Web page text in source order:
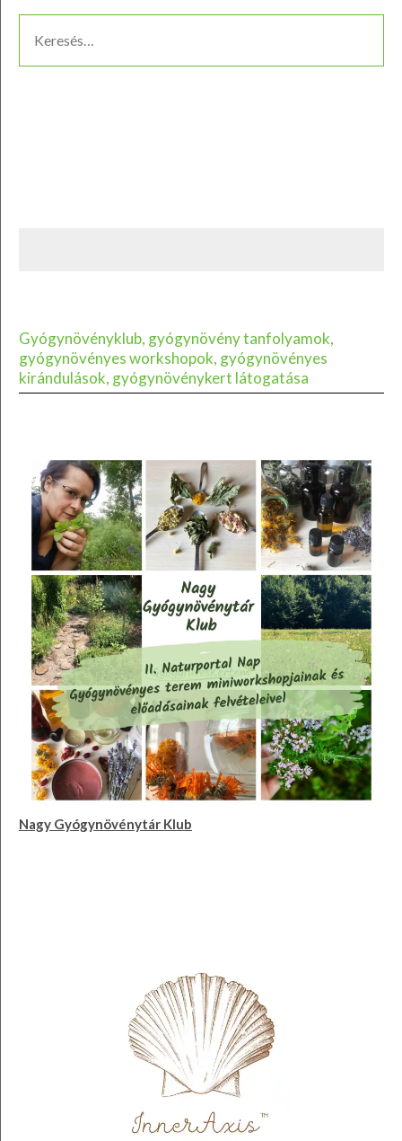
Gyógynövényklub, gyógynövény tanfolyamok,
gyógynövényes workshopok, gyógynövényes
kirándulások, gyógynövénykert látogatása
Nagy Gyógynövénytár Klub